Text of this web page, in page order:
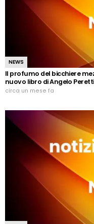
NEWS
Il profumo del bicchiere
nuovo libro di Angelo Peretti
circa un mese fa